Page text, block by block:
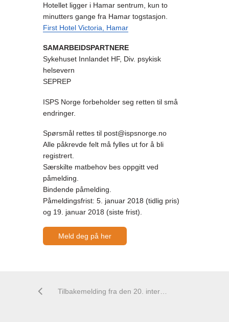
Hotellet ligger i Hamar sentrum, kun to
minutters gange fra Hamar togstasjon.
First Hotel Victoria, Hamar
SAMARBEIDSPARTNERE
Sykehuset Innlandet HF, Div. psykisk
helsevern
SEPREP
ISPS Norge forbeholder seg retten til små
endringer.
Spørsmål rettes til post@ispsnorge.no
Alle påkrevde felt må fylles ut for å bli
registrert.
Særskilte matbehov bes oppgitt ved
påmelding.
Bindende påmelding.
Påmeldingsfrist: 5. januar 2018 (tidlig pris)
og 19. januar 2018 (siste frist).
Meld deg på her